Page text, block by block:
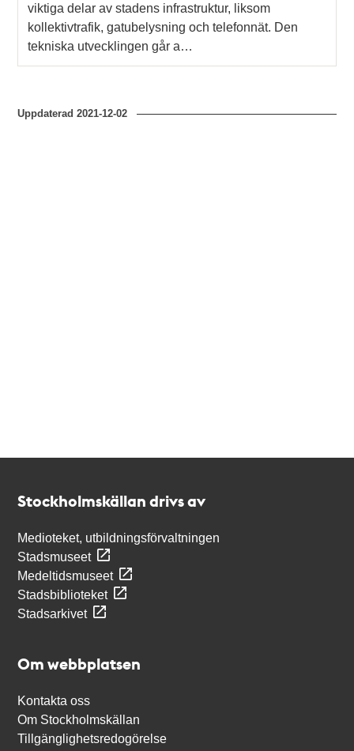
viktiga delar av stadens infrastruktur, liksom
kollektivtrafik, gatubelysning och telefonnät. Den
tekniska utvecklingen går a…
Uppdaterad2021-12-02
Stockholmskällan drivs av
Medioteket, utbildningsförvaltningen
Stadsmuseet
Medeltidsmuseet
Stadsbiblioteket
Stadsarkivet
Om webbplatsen
Kontakta oss
Om Stockholmskällan
Tillgänglighetsredogörelse